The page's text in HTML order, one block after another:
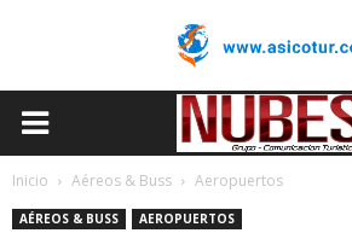
Inicio Aéreos & Buss Aeropuertos
AÉREOS & BUSS AEROPUERTOS